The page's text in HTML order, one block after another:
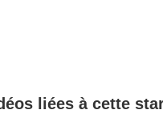
liées à cette